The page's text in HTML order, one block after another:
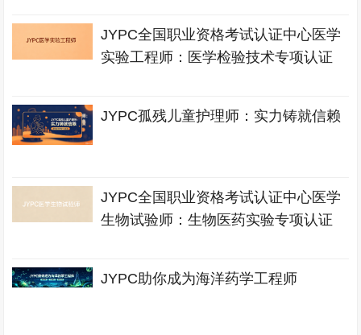
JYPC全国职业资格考试认证中心医学
实验工程师：医学检验技术专项认证
JYPC孤残儿童护理师：实力铸就信赖
JYPC全国职业资格考试认证中心医学
生物试验师：生物医药实验专项认证
JYPC助你成为海洋药学工程师